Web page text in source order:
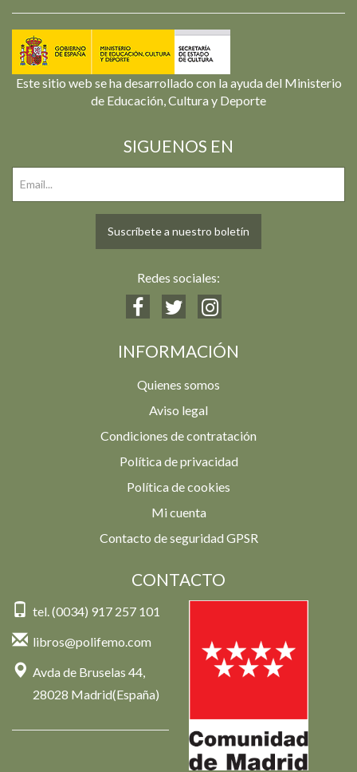
Este sitio web se ha desarrollado con la ayuda del Ministerio
de Educación, Cultura y Deporte
SIGUENOS EN
Suscríbete a nuestro boletín
Redes sociales:
INFORMACIÓN
Quienes somos
Aviso legal
Condiciones de contratación
Política de privacidad
Política de cookies
Mi cuenta
Contacto de seguridad GPSR
CONTACTO
tel. (0034) 917 257 101
libros@polifemo.com
Avda de Bruselas 44,
28028 Madrid(España)